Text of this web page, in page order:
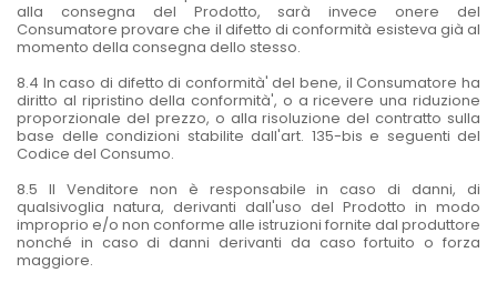
alla consegna del Prodotto, sarà invece onere del
Consumatore provare che il difetto di conformità esisteva già al
momento della consegna dello stesso.
8.4 In caso di difetto di conformità' del bene, il Consumatore ha
diritto al ripristino della conformità', o a ricevere una riduzione
proporzionale del prezzo, o alla risoluzione del contratto sulla
base delle condizioni stabilite dall'art. 135-bis e seguenti del
Codice del Consumo.
8.5 Il Venditore non è responsabile in caso di danni, di
qualsivoglia natura, derivanti dall'uso del Prodotto in modo
improprio e/o non conforme alle istruzioni fornite dal produttore
nonché in caso di danni derivanti da caso fortuito o forza
maggiore.